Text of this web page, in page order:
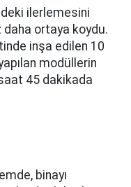
ilerlemesini
ortaya koydu.
inşa edilen 10
modüllerin
45 dakikada
binayı